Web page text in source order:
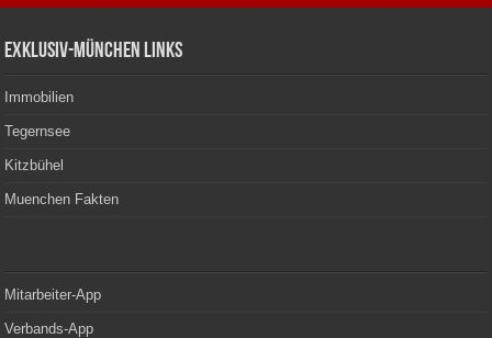
Exklusiv-München Links
Immobilien
Tegernsee
Kitzbühel
Muenchen Fakten
Mitarbeiter-App
Verbands-App